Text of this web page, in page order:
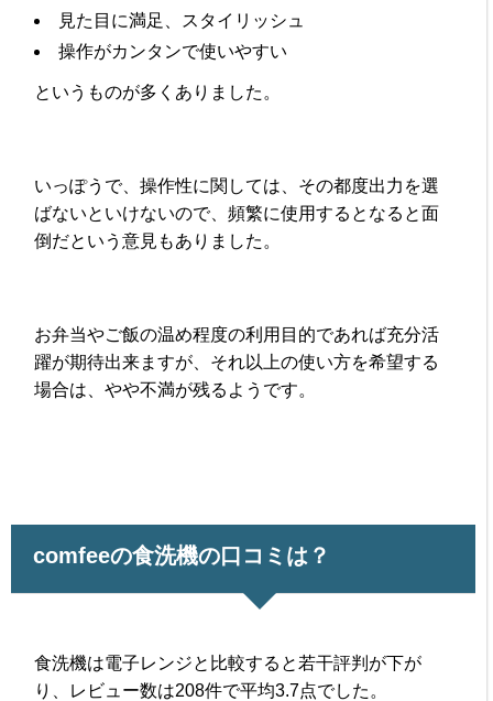
見た目に満足、スタイリッシュ
操作がカンタンで使いやすい
というものが多くありました。
いっぽうで、操作性に関しては、その都度出力を選
ばないといけないので、頻繁に使用するとなると面
倒だという意見もありました。
お弁当やご飯の温め程度の利用目的であれば充分活
躍が期待出来ますが、それ以上の使い方を希望する
場合は、やや不満が残るようです。
comfeeの食洗機の口コミは？
食洗機は電子レンジと比較すると若干評判が下が
り、レビュー数は208件で平均3.7点でした。